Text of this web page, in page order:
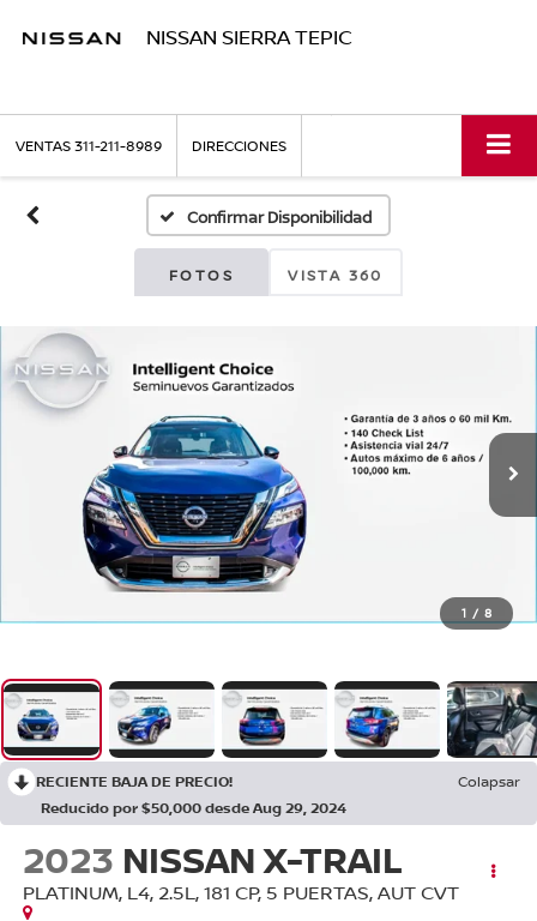
NISSAN SIERRA TEPIC
VENTAS311-211-8989 DIRECCIONES
Confirmar Disponibilidad
FOTOS VISTA 360
1 / 8
RECIENTE BAJA DE PRECIO!
Colapsar
Reducido por $50,000 desde Aug 29, 2024
2023 NISSAN X-TRAIL
PLATINUM, L4, 2.5L, 181 CP, 5 PUERTAS, AUT CVT